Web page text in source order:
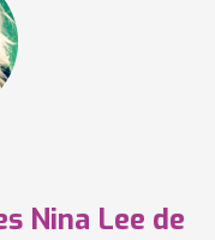
Nina Lee de